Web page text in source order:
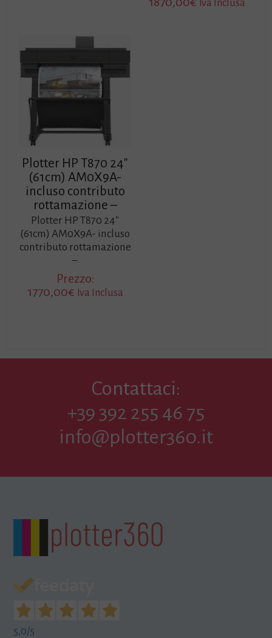
Iva Inclusa
Plotter HP T870 24″
(61cm) AM0X9A-
incluso contributo
rottamazione –
Plotter HP T870 24″
(61cm) AM0X9A- incluso
contributo rottamazione
–
Prezzo:
1770,00€ Iva Inclusa
Contattaci:
+39 392 255 46 75
info@plotter360.it
5,0/5